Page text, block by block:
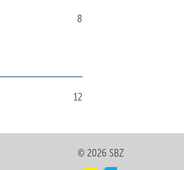
8
12
© 2026 SBZ